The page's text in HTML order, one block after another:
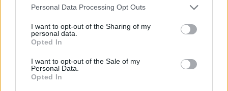
Personal Data Processing Opt Outs
I want to opt-out of the Sharing of my
personal data.
Opted In
I want to opt-out of the Sale of my
Personal Data.
Opted In
ULTIMI ARTICOLI